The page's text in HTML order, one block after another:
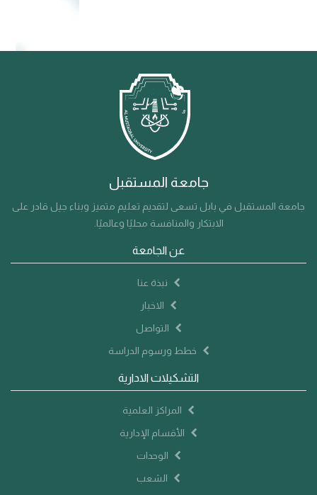
جامعة المستقبل
جامعة المستقبل في بابل تسعى لتقديم تعليم متميز وبناء جيل قادر على
الابتكار والمنافسة محليًا وعالميًا.
عن الجامعة
نبذة عنا
الاخبار
التواصل
خطط ورسوم الدراسة
التشكيلات الادارية
المراكز العلمية
الأقسام الإدارية
الوحدات
الشعب